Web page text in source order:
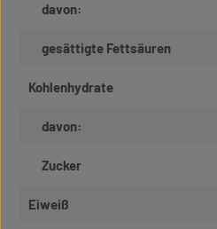
davon:
gesättigte Fettsäuren
Kohlenhydrate
davon:
Zucker
Eiweiß